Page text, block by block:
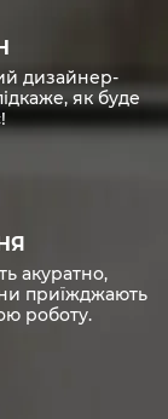
дизайнер-
як буде
акуратно,
приїжджають
роботу.